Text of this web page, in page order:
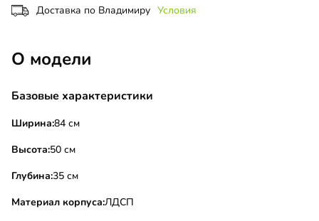
Доставка по Владимиру Условия
О модели
Базовые характеристики
Ширина:84 см
Высота:50 см
Глубина:35 см
Материал корпуса:ЛДСП